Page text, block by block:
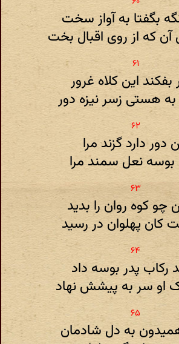
بگفتا به آواز سخت
که از روی اقبال بخت
این کلاه غرور
به هستی زسر نیزه دور
دور دارد گزند مرا
نعل سمند مرا
چو کوه روان را بدید
کان پهلوان در رسید
رکاب پدر بوسه داد
او سر به پیشش نهاد
به دل شادمان